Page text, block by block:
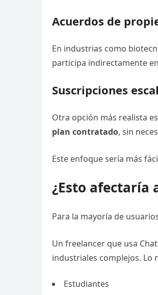
Acuerdos de
En industrias como
participa indirectamente
Suscripciones
Otra opción más realista
plan contratado, sin
Este enfoque sería más
¿Esto afectaría
Para la mayoría de
Un freelancer que usa
industriales complejos. Lo
Estudiantes